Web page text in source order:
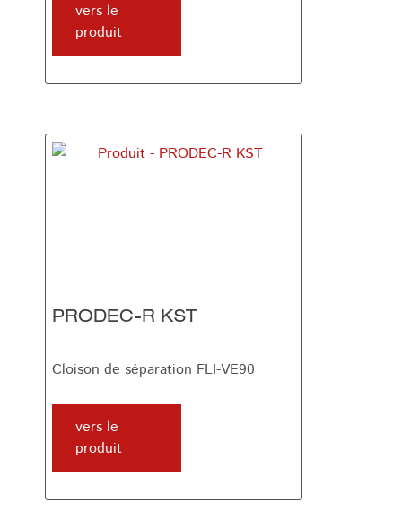
vers le
produit
PRODEC-R KST
Cloison de séparation FLI-VE90
vers le
produit